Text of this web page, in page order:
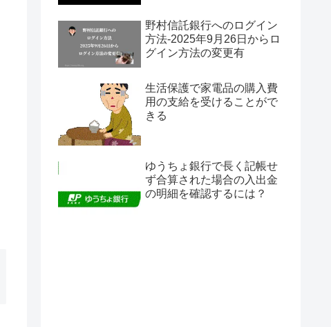
野村信託銀行へのログイン
方法-2025年9月26日からロ
グイン方法の変更有
生活保護で家電品の購入費
用の支給を受けることがで
きる
ゆうちょ銀行で長く記帳せ
ず合算された場合の入出金
の明細を確認するには？